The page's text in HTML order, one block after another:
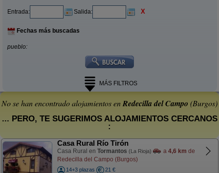
Entrada: Salida: X
Fechas más buscadas
pueblo:
MÁS FILTROS
No se han encontrado alojamientos enRedecilla del Campo (Burgos)
... PERO, TE SUGERIMOS ALOJAMIENTOS CERCANOS
:
Casa Rural Río Tirón
Casa Rural en Tormantos (La Rioja) a 4,6 km de
Redecilla del Campo (Burgos)
14+3 plazas
21 €